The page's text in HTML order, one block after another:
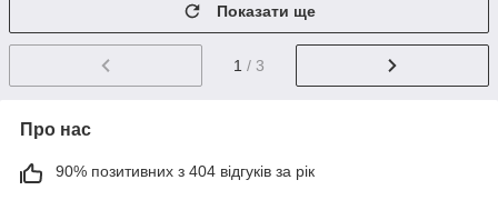
Показати ще
1 / 3
Про нас
90% позитивних з 404 відгуків за рік